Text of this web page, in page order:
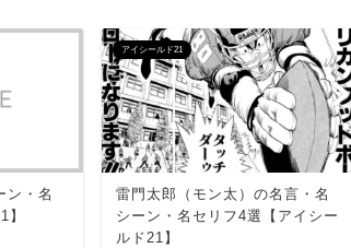
ン・名
】
アイシールド21
雷門太郎（モン太）の名言・名
シーン・名セリフ4選【アイシー
ルド21】